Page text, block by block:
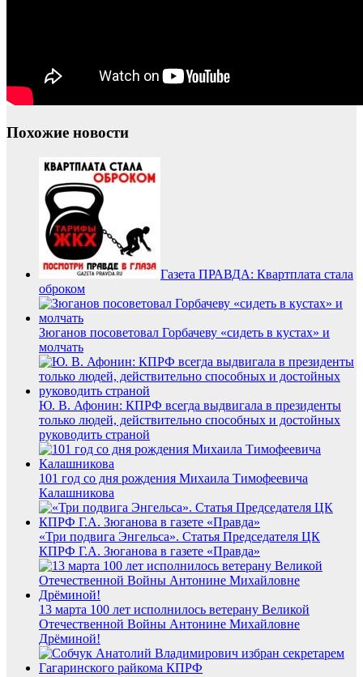
Похожие новости
Газета ПРАВДА: Квартплата стала
оброком
Зюганов посоветовал Горбачеву «сидеть в кустах» и
молчать
Ю. В. Афонин: КПРФ всегда выдвигала в президенты
только людей, действительно способных и достойных
руководить страной
101 год со дня рождения Михаила Тимофеевича
Калашникова
«Три подвига Энгельса». Статья Председателя ЦК
КПРФ Г.А. Зюганова в газете «Правда»
13 марта 100 лет исполнилось ветерану Великой
Отечественной Войны Антонине Михайловне
Дрёминой!